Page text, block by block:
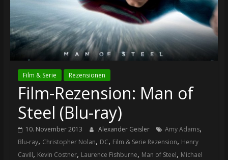
Film & Serie Rezensionen
Film-Rezension: Man of
Steel (Blu-ray)
10. November 2013 Alexander Geisler Amy Adams,
Blu-ray, Christopher Nolan, DC, Film & Serie Rezension, Henry
Cavill, Kevin Costner, Laurence Fishburne, Man of Steel, Michael